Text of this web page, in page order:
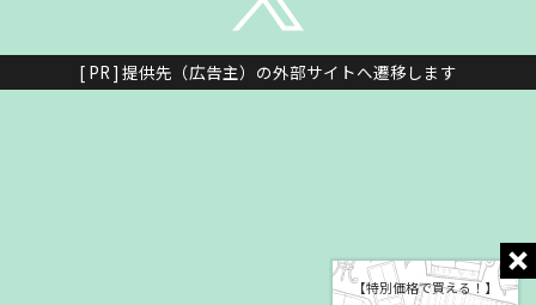
【特別価格で買える！】
[ PR ] 提供先（広告主）の外部サイトへ遷移します